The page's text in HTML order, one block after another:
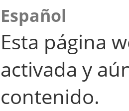
Español
Esta página
activada y
contenido.